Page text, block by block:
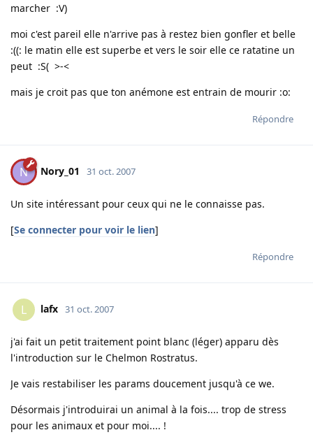
marcher :V)
moi c'est pareil elle n'arrive pas à restez bien gonfler et belle
:((: le matin elle est superbe et vers le soir elle ce ratatine un
peut :S( >-<
mais je croit pas que ton anémone est entrain de mourir :o:
Répondre
N Nory_01 31 oct. 2007
Un site intéressant pour ceux qui ne le connaisse pas.
[Se connecter pour voir le lien]
Répondre
L lafx 31 oct. 2007
j'ai fait un petit traitement point blanc (léger) apparu dès
l'introduction sur le Chelmon Rostratus.
Je vais restabiliser les params doucement jusqu'à ce we.
Désormais j'introduirai un animal à la fois.... trop de stress
pour les animaux et pour moi.... !